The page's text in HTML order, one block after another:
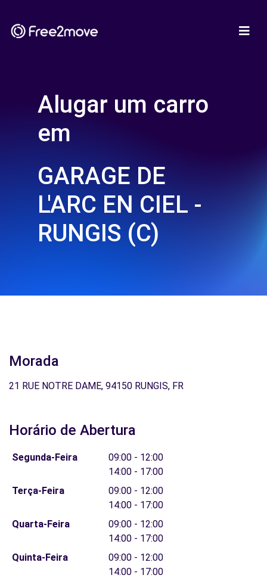
Alugar um carro
em
GARAGE DE
L'ARC EN CIEL -
RUNGIS (C)
Morada
21 RUE NOTRE DAME, 94150 RUNGIS, FR
Horário de Abertura
Segunda-Feira
09:00 - 12:00
14:00 - 17:00
Terça-Feira
09:00 - 12:00
14:00 - 17:00
Quarta-Feira
09:00 - 12:00
14:00 - 17:00
Quinta-Feira
09:00 - 12:00
14:00 - 17:00